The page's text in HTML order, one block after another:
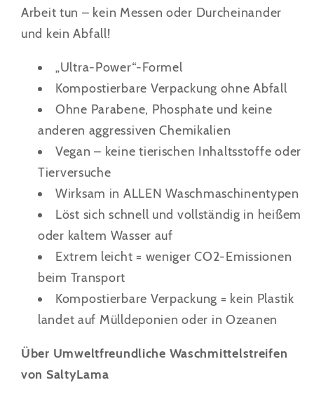
Arbeit tun – kein Messen oder Durcheinander
und kein Abfall!
„Ultra-Power“-Formel
Kompostierbare Verpackung ohne Abfall
Ohne Parabene, Phosphate und keine
anderen aggressiven Chemikalien
Vegan – keine tierischen Inhaltsstoffe oder
Tierversuche
Wirksam in ALLEN Waschmaschinentypen
Löst sich schnell und vollständig in heißem
oder kaltem Wasser auf
Extrem leicht = weniger CO2-Emissionen
beim Transport
Kompostierbare Verpackung = kein Plastik
landet auf Mülldeponien oder in Ozeanen
Über Umweltfreundliche Waschmittelstreifen
von SaltyLama